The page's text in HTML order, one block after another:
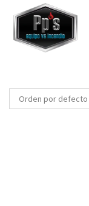
Orden por defecto